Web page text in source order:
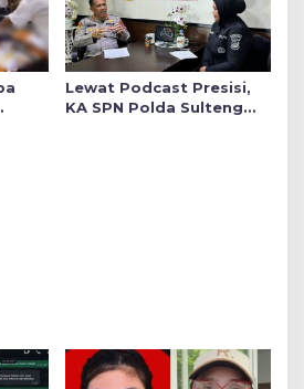
Lewat Podcast Presisi,
KA SPN Polda Sulteng